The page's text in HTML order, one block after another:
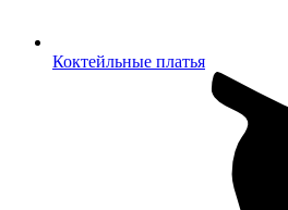
Коктейльные платья